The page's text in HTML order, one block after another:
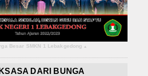
Besar SMKN 1 Lebakgedong ▴
DARI BUNGA